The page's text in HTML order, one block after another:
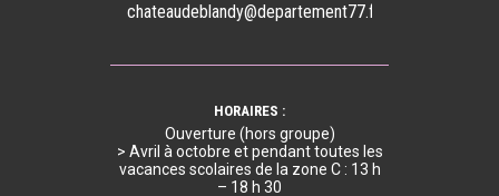
chateaudeblandy@departement77.fr
HORAIRES :
Ouverture (hors groupe)
> Avril à octobre et pendant toutes les
vacances scolaires de la zone C : 13 h
– 18 h 30